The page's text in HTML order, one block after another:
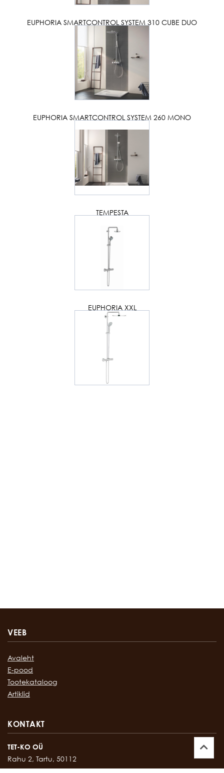
EUPHORIA SMARTCONTROL SYSTEM 310 CUBE DUO
EUPHORIA SMARTCONTROL SYSTEM 260 MONO
TEMPESTA
EUPHORIA XXL
VEEB
Avaleht
E-pood
Tootekataloog
Artiklid
KONTAKT
TET-KO OÜ
Rahu 2, Tartu, 50112
Kontor:747 17 35